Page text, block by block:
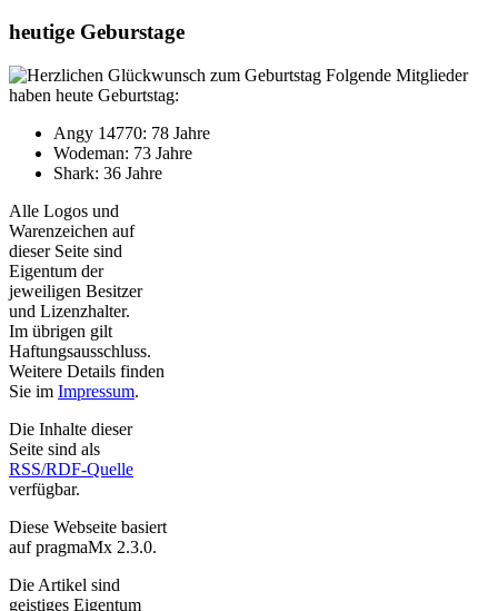
heutige Geburstage
Folgende Mitglieder
haben heute Geburtstag:
Angy 14770: 78 Jahre
Wodeman: 73 Jahre
Shark: 36 Jahre
Alle Logos und
Warenzeichen auf
dieser Seite sind
Eigentum der
jeweiligen Besitzer
und Lizenzhalter.
Im übrigen gilt
Haftungsausschluss.
Weitere Details finden
Sie im Impressum.
Die Inhalte dieser
Seite sind als
RSS/RDF-Quelle
verfügbar.
Diese Webseite basiert
auf pragmaMx 2.3.0.
Die Artikel sind
geistiges Eigentum